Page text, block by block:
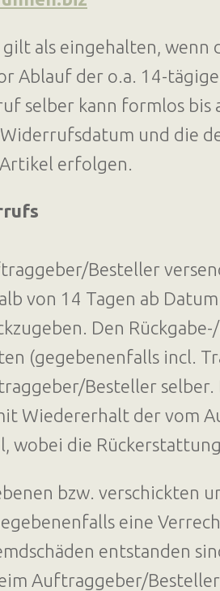
als eingehalten, wenn
Ablauf der o.a. 14-
selber kann formlos bis
und die
erfolgen.
Besteller
von 14 Tagen ab
Den
(gegebenenfalls incl.
Besteller
Wiedererhalt der vom
wobei die
bzw. verschickten
eine
entstanden
Auftraggeber/